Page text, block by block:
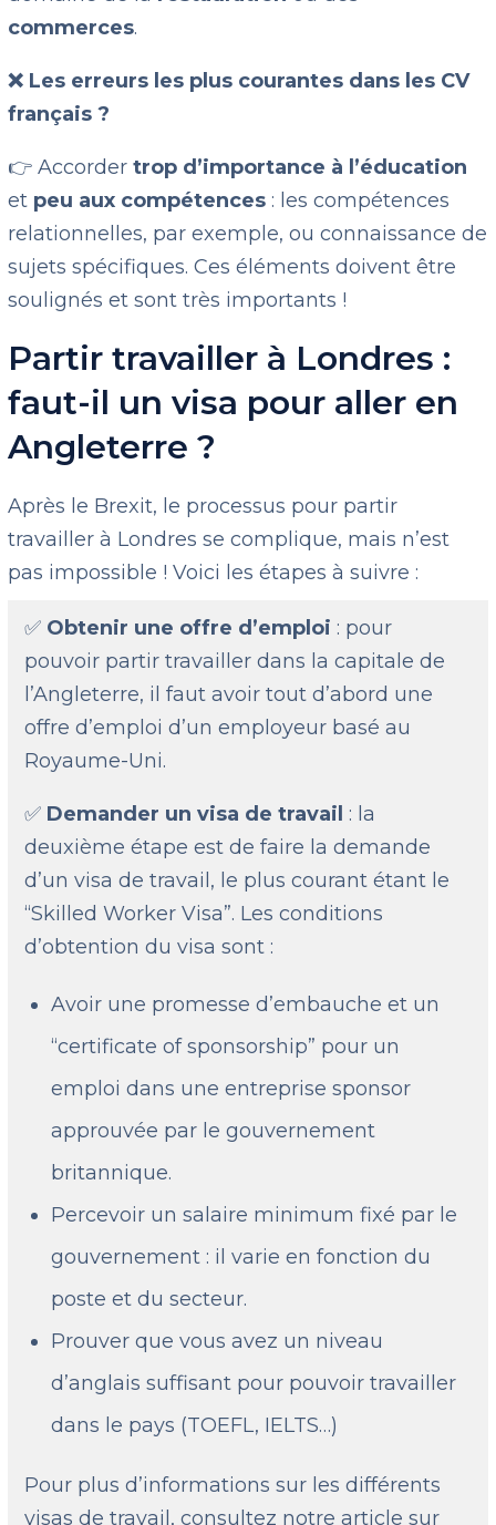
commerces.
❌ Les erreurs les plus courantes dans les CV
français ?
👉 Accordertrop d’importance à l’éducation
et peu aux compétences : les compétences
relationnelles, par exemple, ou connaissance de
sujets spécifiques. Ces éléments doivent être
soulignés et sont très importants !
Partir travailler à Londres :
faut-il un visa pour aller en
Angleterre ?
Après le Brexit, le processus pour partir
travailler à Londres se complique, mais n’est
pas impossible ! Voici les étapes à suivre :
✅ Obtenir une offre d’emploi : pour
pouvoir partir travailler dans la capitale de
l’Angleterre, il faut avoir tout d’abord une
offre d’emploi d’un employeur basé au
Royaume-Uni.
✅ Demander un visa de travail : la
deuxième étape est de faire la demande
d’un visa de travail, le plus courant étant le
“Skilled Worker Visa”. Les conditions
d’obtention du visa sont :
Avoir une promesse d’embauche et un
“certificate of sponsorship” pour un
emploi dans une entreprise sponsor
approuvée par le gouvernement
britannique.
Percevoir un salaire minimum fixé par le
gouvernement : il varie en fonction du
poste et du secteur.
Prouver que vous avez un niveau
d’anglais suffisant pour pouvoir travailler
dans le pays (TOEFL, IELTS…)
Pour plus d’informations sur les différents
visas de travail, consultez notre article sur